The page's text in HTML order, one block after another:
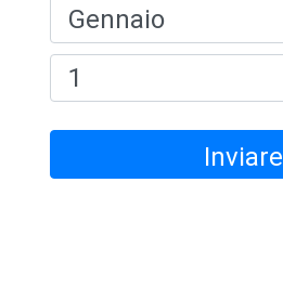
Inviare